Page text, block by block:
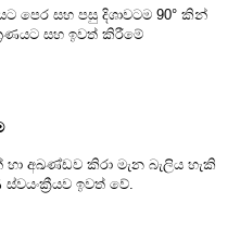
පෙර සහ පසු දිශාවටම 90° කින්
සහ ඉවත් කිරීමේ
අඛණ්ඩව කිරා මැන බැලිය හැකි
ඉවත් වේ.